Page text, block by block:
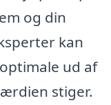
og din
kan
ud af
stiger.